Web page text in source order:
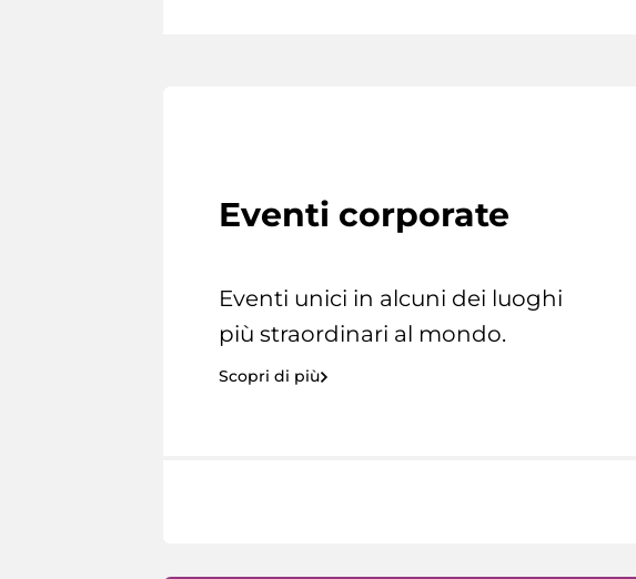
Eventi corporate
Eventi unici in alcuni dei luoghi
più straordinari al mondo.
Scopri di più